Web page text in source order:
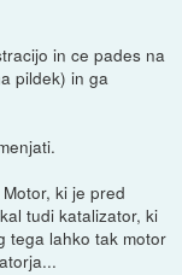
in ce pades na
pildek) in ga
ki je pred
tudi katalizator, ki
tega lahko tak motor